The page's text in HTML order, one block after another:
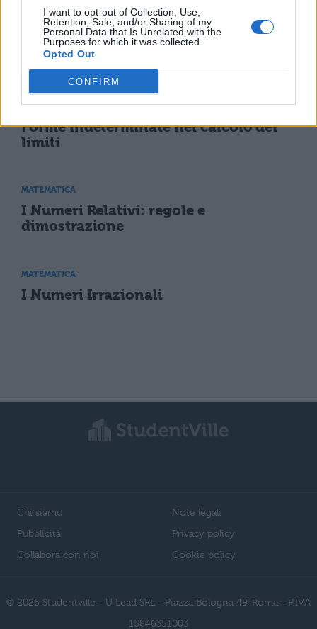
I want to opt-out of Collection, Use,
Retention, Sale, and/or Sharing of my
Personal Data that Is Unrelated with the
Purposes for which it was collected.
Opted Out
CONFIRM
MATEMATICA
Tangente e cotangente: problema
svolto
MATEMATICA
Forme indeterminate nel calcolo dei
limiti
MATEMATICA
I Numeri Relativi: regole e
dimostrazione
MATEMATICA
I Numeri Irrazionali
Chi siamo
Pubblicità
Collabora con noi
Note legali
Privacy policy
Cookie policy
© 2026 Studentville - U Lead SRL - Piazza Bologna 49, Roma - P.IVA
15846351003